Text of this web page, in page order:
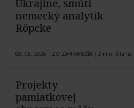
Ukrajine, smúti
nemecký analytik
Röpcke
08. 08. 2026 | ZO ZAHRANIČIA | 2 min. čítania
Projekty
pamiatkovej